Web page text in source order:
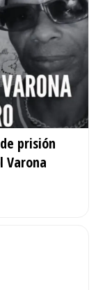
prisión
Varona